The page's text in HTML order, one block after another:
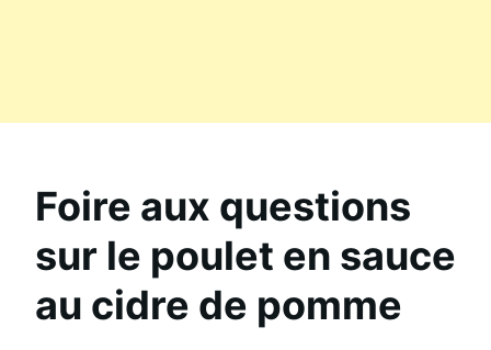
Foire aux questions
sur le poulet en sauce
au cidre de pomme